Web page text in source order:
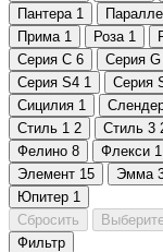
Пантера 1
Прима 1 Роза 1
Серия C 6 Серия G
Серия S4 1 Серия
Сицилия 1
Стиль 1 2 Стиль 3
Фелино 8 Флекси 1
Элемент 15 Эмма
Юпитер 1
Сбросить
Фильтр